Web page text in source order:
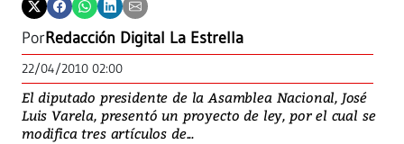
PorRedacción Digital La Estrella
22/04/2010 02:00
El diputado presidente de la Asamblea Nacional, José
Luis Varela, presentó un proyecto de ley, por el cual se
modifica tres artículos de...